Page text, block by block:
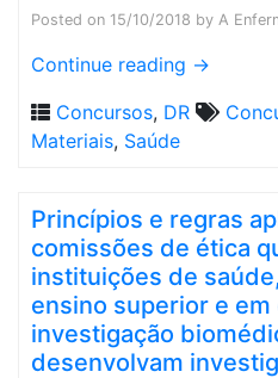
Posted on 15/10/2018 by A
Continue reading →
Concursos, DR
Materiais, Saúde
Princípios e regras
comissões de ética
instituições de
ensino superior e
investigação
desenvolvam